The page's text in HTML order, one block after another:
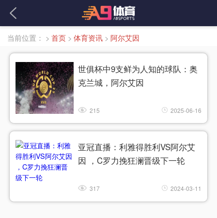
当前位置： > 首页 > 体育资讯 > 阿尔艾因
世俱杯中9支鲜为人知的球队：奥
克兰城，阿尔艾因
215 2025-06-16
亚冠直播：利雅得胜利VS阿尔艾
因 ，C罗力挽狂澜晋级下一轮
317 2024-03-11